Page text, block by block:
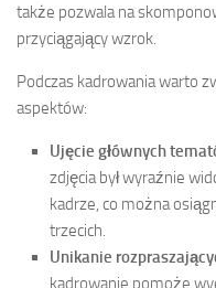
także pozwala na
przyciągający wzrok.
Podczas kadrowania warto
aspektów:
Ujęcie głównych
zdjęcia był wyraźnie
kadrze, co można
trzecich.
Unikanie
kadrowanie pomoże